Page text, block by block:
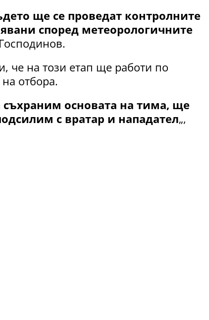
ще се проведат контролните
според метеорологичните
че на този етап ще работи по
отбора.
съхраним основата на тима, ще
с вратар и нападател„,